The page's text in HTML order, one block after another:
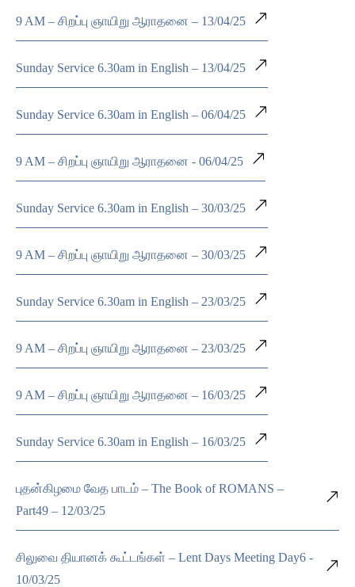
9 AM – சிறப்பு ஞாயிறு ஆராதனை – 13/04/25
Sunday Service 6.30am in English – 13/04/25
Sunday Service 6.30am in English – 06/04/25
9 AM – சிறப்பு ஞாயிறு ஆராதனை - 06/04/25
Sunday Service 6.30am in English – 30/03/25
9 AM – சிறப்பு ஞாயிறு ஆராதனை – 30/03/25
Sunday Service 6.30am in English – 23/03/25
9 AM – சிறப்பு ஞாயிறு ஆராதனை – 23/03/25
9 AM – சிறப்பு ஞாயிறு ஆராதனை – 16/03/25
Sunday Service 6.30am in English – 16/03/25
புதன்கிழமை வேத பாடம் – The Book of ROMANS –
Part49 – 12/03/25
சிலுவை தியானக் கூட்டங்கள் – Lent Days Meeting Day6 -
10/03/25